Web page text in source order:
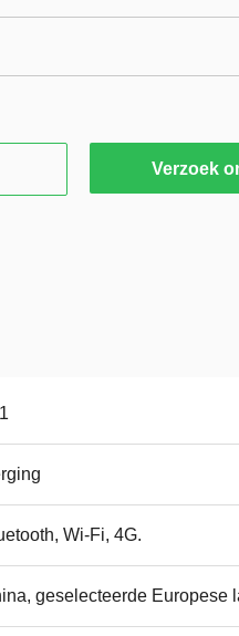
Verzoek
Wi-Fi, 4G.
geselecteerde Europese